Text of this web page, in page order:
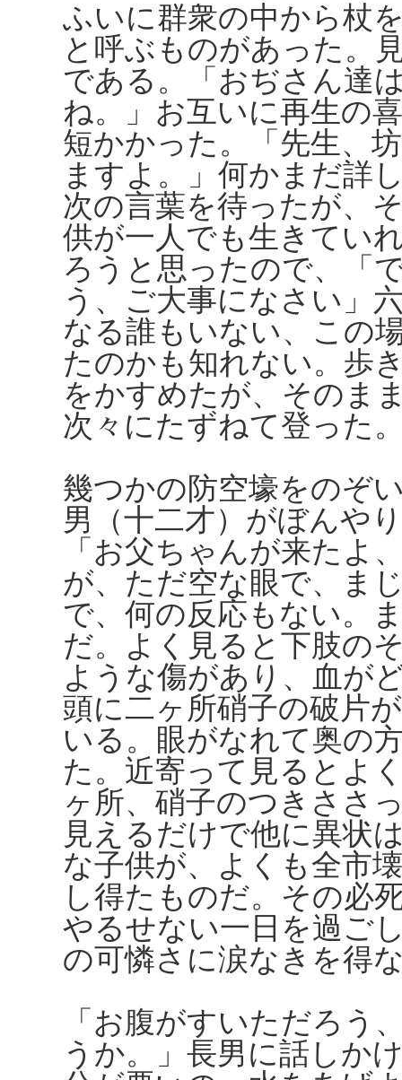
ふいに群衆の中から杖
と呼ぶものがあった。
である。「おぢさん達
ね。」お互いに再生の
短かかった。「先生、
ますよ。」何かまだ詳
次の言葉を待ったが、
供が一人でも生きてい
ろうと思ったので、「
う、ご大事になさい」
なる誰もいない、この
たのかも知れない。歩
をかすめたが、そのま
次々にたずねて登った
幾つかの防空壕をのぞ
男（十二才）がぼんや
「お父ちゃんが来たよ
が、ただ空な眼で、ま
で、何の反応もない。
だ。よく見ると下肢の
ような傷があり、血が
頭に二ヶ所硝子の破片
いる。眼がなれて奥の
た。近寄って見るとよ
ヶ所、硝子のつきささ
見えるだけで他に異状
な子供が、よくも全市
し得たものだ。その必
やるせない一日を過ご
の可憐さに涙なきを得
「お腹がすいただろう
うか。」長男に話しか